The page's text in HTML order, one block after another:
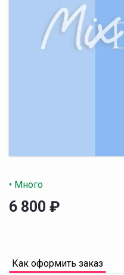
• Много
6 800 ₽
Как оформить заказ